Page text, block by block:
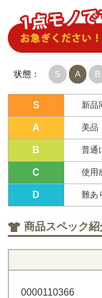
状態： S A B
S 新品
A 美品
B 普通
C 使用
D 難あ
商品スペック紹
0000110366